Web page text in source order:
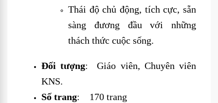
Thái độ chủ động, tích cực, sẵn
sàng đương đầu với những
thách thức cuộc sống.
Đối tượng: Giáo viên, Chuyên viên
KNS.
Số trang: 170 trang